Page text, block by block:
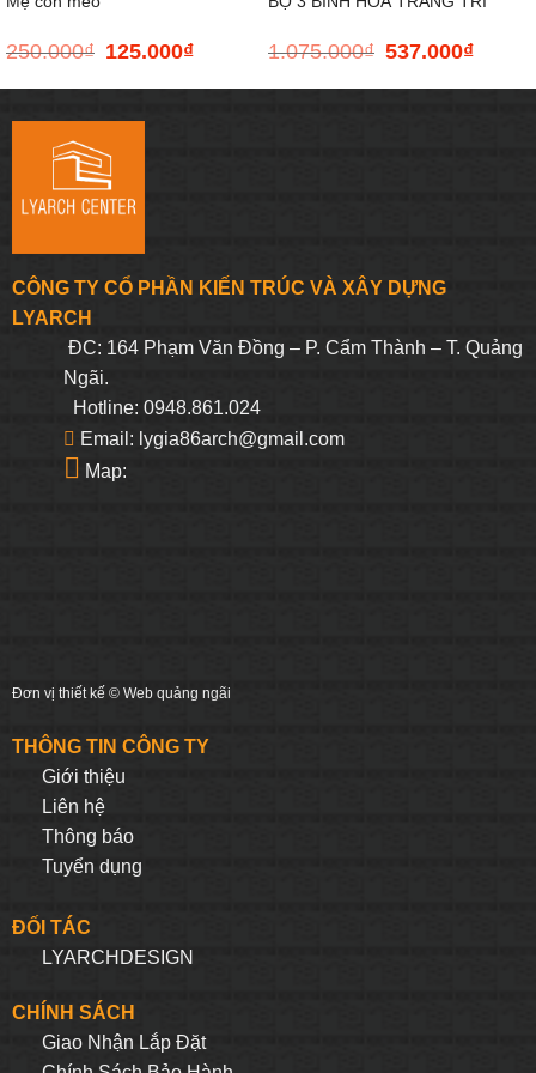
250.000₫
Giá
250.000₫.
125.000₫Giá
1.075.000₫
Giá
537.000₫Giá
CÔNG TY CỔ PHẦN KIẾN TRÚC VÀ XÂY DỰNG
LYARCH
ĐC: 164 Phạm Văn Đồng – P. Cẩm Thành – T. Quảng
Ngãi.
Hotline: 0948.861.024
Email: lygia86arch@gmail.com
Map:
Đơn vị thiết kế © Web quảng ngãi
THÔNG TIN CÔNG TY
Giới thiệu
Liên hệ
Thông báo
Tuyển dụng
ĐỐI TÁC
LYARCHDESIGN
CHÍNH SÁCH
Giao Nhận Lắp Đặt